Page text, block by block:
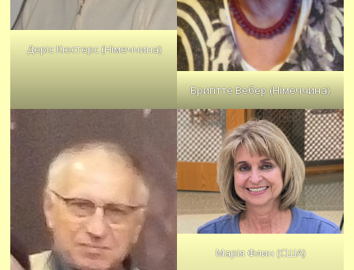
Доріс Кюстерс (Німеччина)
Бриґітте Вебер (Німеччина)
Марія Флин (США)